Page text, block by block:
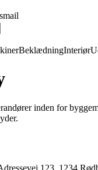
BeklædningInteriør
inden for
123, 1234